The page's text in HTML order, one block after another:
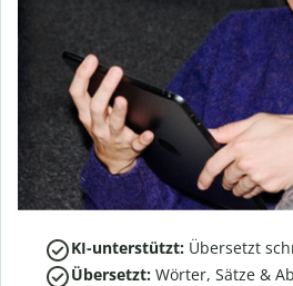
KI-unterstützt: Übersetzt
Übersetzt: Wörter, Sätze &